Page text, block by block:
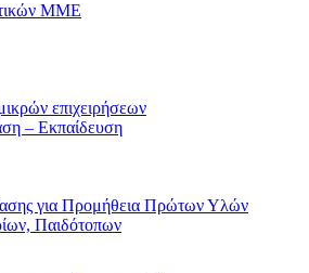
ΜΜΕ
επιχειρήσεων
– Εκπαίδευση
για Προμήθεια Πρώτων Υλών
Παιδότοπων